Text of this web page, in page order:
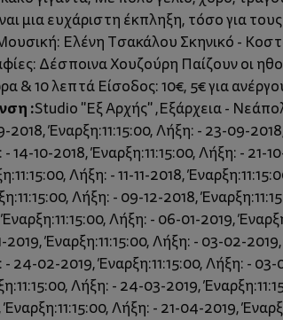
μια ευχάριστη έκπληξη, τόσο για
Ελένη Τσακάλου Σκηνικό -
Δέσποινα Χουζούρη Παίζουν οι
& 10 λεπτά Είσοδος: 10€, 5€ για
:Studio "Εξ Αρχής" ,Εξάρχεια -
Έναρξη:11:15:00, Λήξη: - 23-09-
14-10-2018, Έναρξη:11:15:00, Λήξη: - 21-
Λήξη: - 11-11-2018,
Λήξη: - 09-12-2018,
Λήξη: - 06-01-2019,
Έναρξη:11:15:00, Λήξη: - 03-02-
24-02-2019, Έναρξη:11:15:00, Λήξη: -
Λήξη: - 24-03-2019,
Λήξη: - 21-04-2019,